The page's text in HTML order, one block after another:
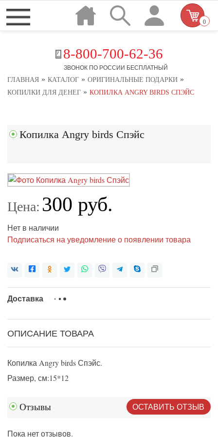
8-800-700-62-36
ЗВОНОК ПО РОССИИ БЕСПЛАТНЫЙ
0
ГЛАВНАЯ » КАТАЛОГ » ОРИГИНАЛЬНЫЕ ПОДАРКИ »
КОПИЛКИ ДЛЯ ДЕНЕГ » КОПИЛКА ANGRY BIRDS СПЭЙС
Копилка Angry birds Спэйс
Цена: 300 руб.
Нет в наличии
Подписаться на уведомление о появлении товара
Доставка
ОПИСАНИЕ ТОВАРА
Копилка Angry birds Спэйс.
Размер, см:15*12
Отзывы ОСТАВИТЬ ОТЗЫВ
Пока нет отзывов.